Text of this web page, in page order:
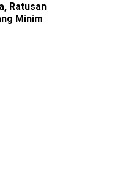
Ratusan
Minim